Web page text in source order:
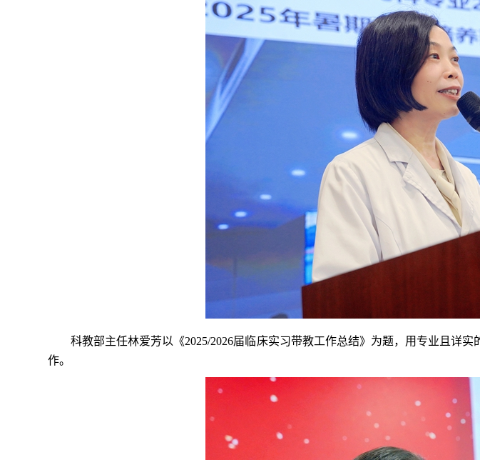
科教部主任林爱芳以《2025/2026届临床实习带教工作总结》为题，用专业且详实
作。